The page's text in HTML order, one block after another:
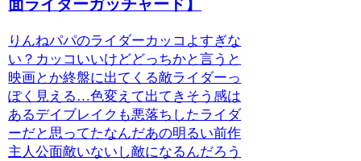
面ライダーガッチャード】
りんねパパのライダーカッコよすぎな
い？カッコいいけどどっちかと言うと
映画とか終盤に出てくる敵ライダーっ
ぽく見える…色変えて出てきそう感は
あるデイブレイクも悪落ちしたライダ
ーだと思ってたなんだあの明るい前作
主人公面敵いないし敵になるんだろう